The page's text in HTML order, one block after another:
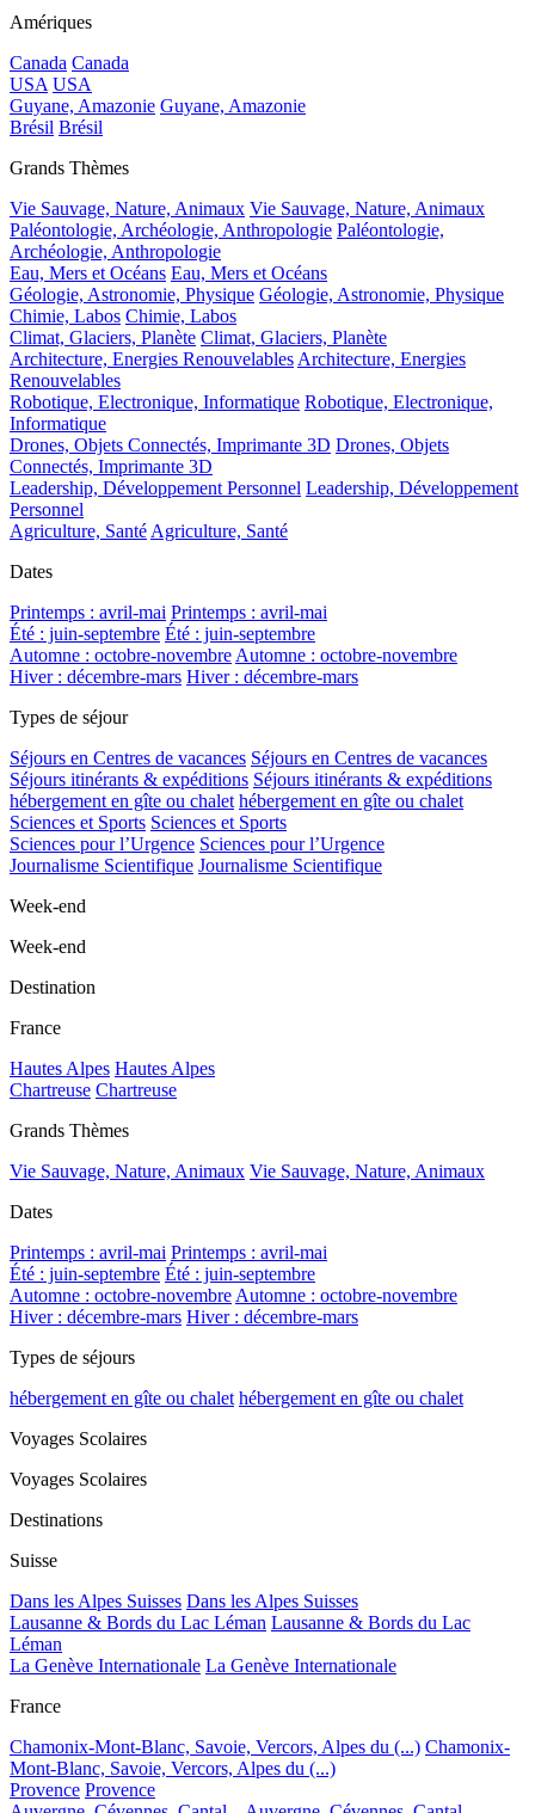
Amériques
Canada Canada
USA USA
Guyane, Amazonie Guyane, Amazonie
Brésil Brésil
Grands Thèmes
Vie Sauvage, Nature, Animaux Vie Sauvage, Nature, Animaux
Paléontologie, Archéologie, Anthropologie Paléontologie,
Archéologie, Anthropologie
Eau, Mers et Océans Eau, Mers et Océans
Géologie, Astronomie, Physique Géologie, Astronomie, Physique
Chimie, Labos Chimie, Labos
Climat, Glaciers, Planète Climat, Glaciers, Planète
Architecture, Energies RenouvelablesArchitecture, Energies
Renouvelables
Robotique, Electronique, Informatique Robotique, Electronique,
Informatique
Drones, Objets Connectés, Imprimante 3D Drones, Objets
Connectés, Imprimante 3D
Leadership, Développement Personnel Leadership, Développement
Personnel
Agriculture, SantéAgriculture, Santé
Dates
Printemps : avril-mai Printemps : avril-mai
Été : juin-septembre Été : juin-septembre
Automne : octobre-novembreAutomne : octobre-novembre
Hiver : décembre-mars Hiver : décembre-mars
Types de séjour
Séjours en Centres de vacances Séjours en Centres de vacances
Séjours itinérants & expéditions Séjours itinérants & expéditions
hébergement en gîte ou chalet hébergement en gîte ou chalet
Sciences et Sports Sciences et Sports
Sciences pour l’Urgence Sciences pour l’Urgence
Journalisme Scientifique Journalisme Scientifique
Week-end
Week-end
Destination
France
Hautes Alpes Hautes Alpes
Chartreuse Chartreuse
Grands Thèmes
Vie Sauvage, Nature, Animaux Vie Sauvage, Nature, Animaux
Dates
Printemps : avril-mai Printemps : avril-mai
Été : juin-septembre Été : juin-septembre
Automne : octobre-novembreAutomne : octobre-novembre
Hiver : décembre-mars Hiver : décembre-mars
Types de séjours
hébergement en gîte ou chalet hébergement en gîte ou chalet
Voyages Scolaires
Voyages Scolaires
Destinations
Suisse
Dans les Alpes Suisses Dans les Alpes Suisses
Lausanne & Bords du Lac Léman Lausanne & Bords du Lac
Léman
La Genève Internationale La Genève Internationale
France
Chamonix-Mont-Blanc, Savoie, Vercors, Alpes du (...) Chamonix-
Mont-Blanc, Savoie, Vercors, Alpes du (...)
Provence Provence